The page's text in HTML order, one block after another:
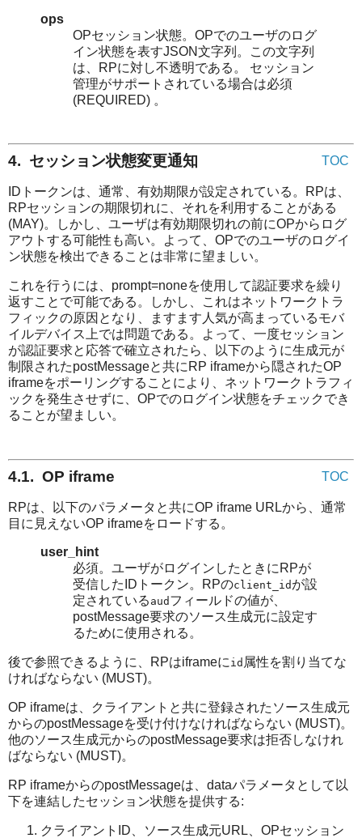
ops
OPセッション状態。OPでのユーザのログ
イン状態を表すJSON文字列。この文字列
は、RPに対し不透明である。 セッション
管理がサポートされている場合は必須
(REQUIRED) 。
TOC
4. セッション状態変更通知
IDトークンは、通常、有効期限が設定されている。RPは、
RPセッションの期限切れに、それを利用することがある
(MAY)。しかし、ユーザは有効期限切れの前にOPからログ
アウトする可能性も高い。よって、OPでのユーザのログイ
ン状態を検出できることは非常に望ましい。
これを行うには、prompt=noneを使用して認証要求を繰り
返すことで可能である。しかし、これはネットワークトラ
フィックの原因となり、ますます人気が高まっているモバ
イルデバイス上では問題である。よって、一度セッション
が認証要求と応答で確立されたら、以下のように生成元が
制限されたpostMessageと共にRP iframeから隠されたOP
iframeをポーリングすることにより、ネットワークトラフィ
ックを発生させずに、OPでのログイン状態をチェックでき
ることが望ましい。
TOC
4.1. OP iframe
RPは、以下のパラメータと共にOP iframe URLから、通常
目に見えないOP iframeをロードする。
user_hint
必須。ユーザがログインしたときにRPが
受信したIDトークン。RPのclient_id が設
定されている aud フィールドの値が、
postMessage要求のソース生成元に設定す
るために使用される。
後で参照できるように、RPはiframeに id 属性を割り当てな
ければならない (MUST)。
OP iframeは、クライアントと共に登録されたソース生成元
からのpostMessageを受け付けなければならない (MUST)。
他のソース生成元からのpostMessage要求は拒否しなけれ
ばならない (MUST)。
RP iframeからのpostMessageは、dataパラメータとして以
下を連結したセッション状態を提供する:
クライアントID、ソース生成元URL、OPセッション